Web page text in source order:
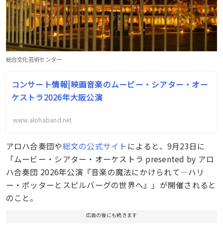
総合文化芸術センター
コンサート情報|映画音楽のムービー・シアター・オー
ケストラ2026年大阪公演
www.alohaband.net
アロハ合奏団や総文の公式サイト によると、9月23日に
「ムービー・シアター・オーケストラ presented by アロ
ハ合奏団 2026年公演『音楽の魔法にかけられて―ハリ
ー・ポッターとスピルバーグの世界へ』」が開催されると
のこと。
広告の後にも続きます